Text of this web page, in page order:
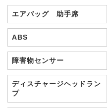
エアバッグ 助手席
ABS
障害物センサー
ディスチャージヘッドラン
プ